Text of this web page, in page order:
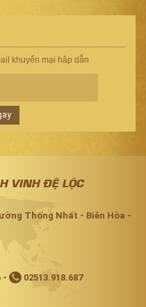
khuyến mại hâp dẫn
VINH ĐỆ LỘC
Thống Nhất - Biên Hòa -
- 02513.918.687